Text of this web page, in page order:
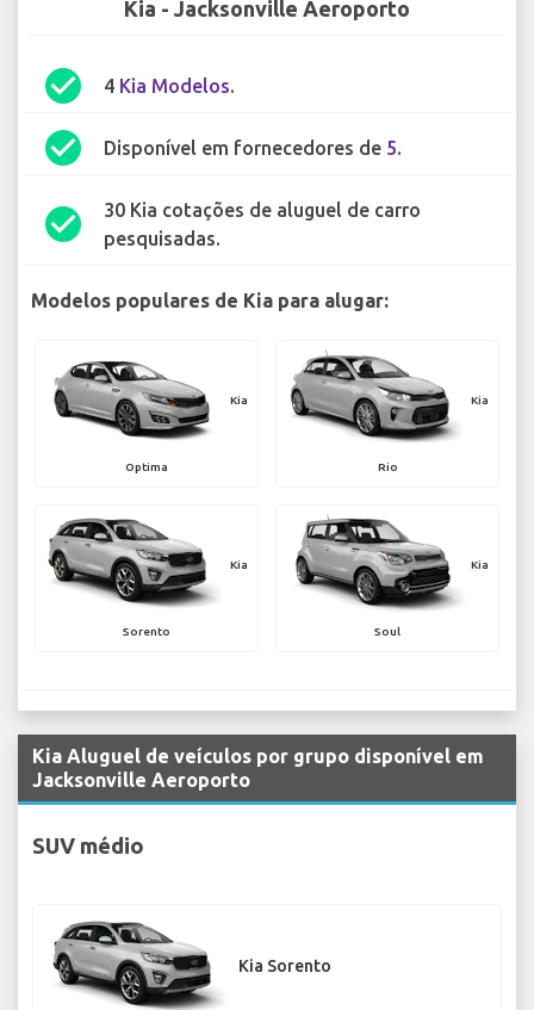
Kia - Jacksonville Aeroporto
check_circle 4 Kia Modelos.
check_circle Disponível em fornecedores de 5.
check_circle
30 Kia cotações de aluguel de carro
pesquisadas.
Modelos populares de Kia para alugar:
Kia
Optima
Kia
Rio
Kia
Sorento
Kia
Soul
Kia Aluguel de veículos por grupo disponível em
Jacksonville Aeroporto
SUV médio
Kia Sorento